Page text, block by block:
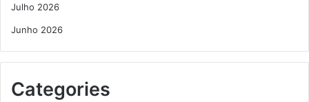
Julho 2026
Junho 2026
Categories